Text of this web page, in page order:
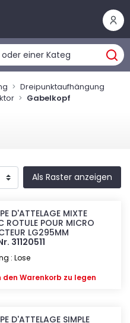
Dreipunktaufhängung
Gabelkopf
Als Raster anzeigen
D'ATTELAGE MIXTE
ROTULE POUR MICRO
LG295MM
31120511
: Lose
den Warenkorb zu legen
D'ATTELAGE SIMPLE